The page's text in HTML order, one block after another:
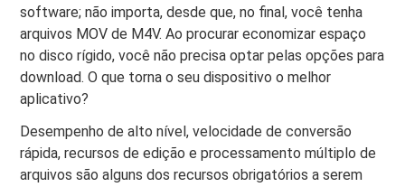
software; não importa, desde que, no final, você tenha
arquivos MOV de M4V. Ao procurar economizar espaço
no disco rígido, você não precisa optar pelas opções para
download. O que torna o seu dispositivo o melhor
aplicativo?
Desempenho de alto nível, velocidade de conversão
rápida, recursos de edição e processamento múltiplo de
arquivos são alguns dos recursos obrigatórios a serem